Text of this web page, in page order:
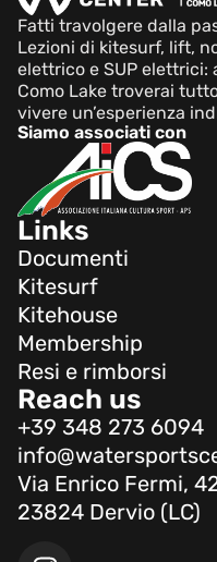
Fatti travolgere dalla
Lezioni di kitesurf, lift,
elettrico e SUP elettrici:
Como Lake troverai
vivere un’esperienza
Siamo associati con
Links
Documenti
Kitesurf
Kitehouse
Membership
Resi e rimborsi
Reach us
+39 348 273 6094
Via Enrico Fermi,
23824 Dervio (LC)